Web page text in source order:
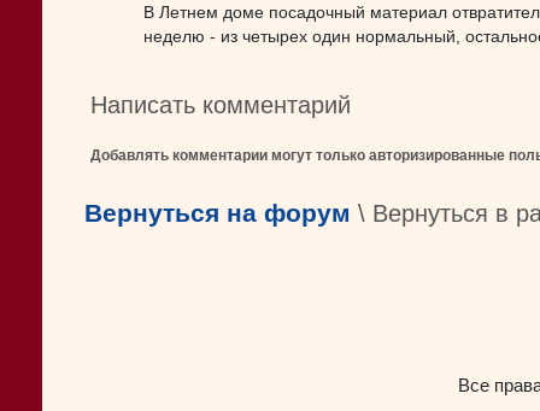
В Летнем доме посадочный материал
неделю - из четырех один нормальный,
Написать комментарий
Добавлять комментарии могут только авторизированные
Вернуться на форум \ Вернуться в
Все